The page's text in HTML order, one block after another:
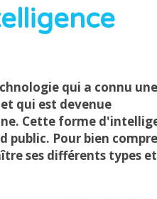
qui a connu une
qui est devenue
Cette forme
public. Pour bien
ses différents types et